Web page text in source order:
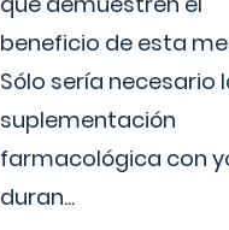
beneficio de esta
Sólo sería necesario
suplementación
farmacológica con
duran...